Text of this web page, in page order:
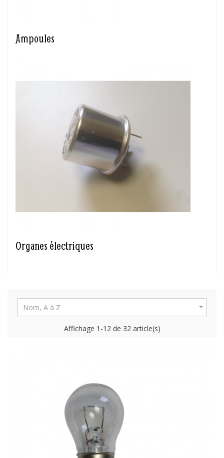
Ampoules
Organes électriques
Nom, A à Z 
Affichage 1-12 de 32 article(s)